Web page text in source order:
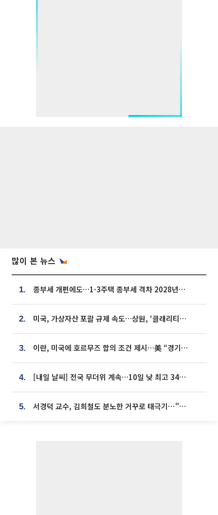
많이 본 뉴스
1. 종부세 개편에도…1·3주택 종부세 격차 2028년부터 확대
2. 미국, 가상자산 포괄 규제 속도…상원, ‘클래리티법’ 9월 절차투표 추진
3. 이란, 미국에 호르무즈 합의 조건 제시…美 “경기 아직 안 끝나” [종합]
4. [내일 날씨] 전국 무더위 계속…10일 낮 최고 34도 육박
5. 서경덕 교수, 김희철도 분노한 거꾸로 태극기⋯"엉터리는 아냐, 아쉬울 뿐"